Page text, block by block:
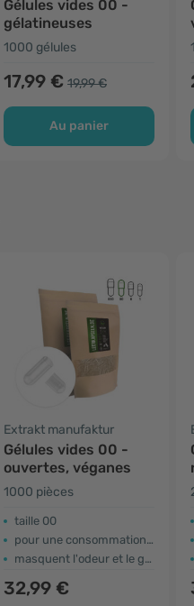
Gélules vides 00 -
gélatineuses
1000 gélules
17,99 € 19,99 €
Au panier
Extrakt manufaktur
Gélules vides 00 -
ouvertes, véganes
1000 pièces
taille 00
pour une consommation plus facile
masquent l'odeur et le goût du contenu
32,99 €